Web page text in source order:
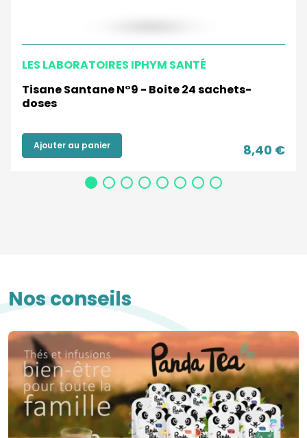
LES LABORATOIRES IPHYM SANTÉ
Tisane Santane N°9 - Boite 24 sachets-
doses
Ajouter au panier 8,40 €
Nos conseils